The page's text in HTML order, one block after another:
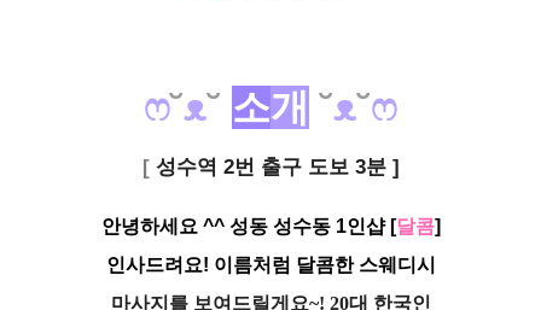
ෆ˘ᴥ˘ 소개 ˘ᴥ˘ෆ
[ 성수역 2번 출구 도보 3분 ]
안녕하세요 ^^ 성동 성수동 1인샵 [달콤]
인사드려요! 이름처럼 달콤한 스웨디시
마사지를보여드릴게요~! 20대 한국인